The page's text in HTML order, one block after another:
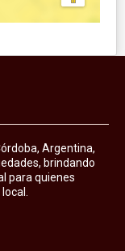
Argentina,
brindando
para quienes